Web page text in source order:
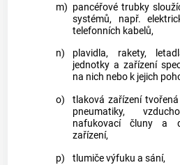
m) pancéřové trubky
systémů, např.
telefonních kabelů,
n)
plavidla, rakety,
jednotky a zařízení
na nich nebo k jejich
o)
tlaková zařízení
pneumatiky,
nafukovací čluny a
zařízení,
p)
tlumiče výfuku a sání,